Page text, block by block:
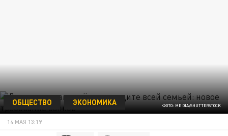
ФОТО: ME DIA/SHUTTERSTOCK
ОБЩЕСТВО ЭКОНОМИКА
14 МАЯ 13:19